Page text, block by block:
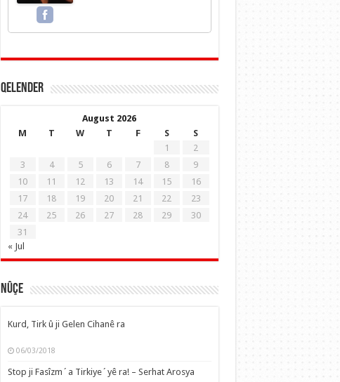
Qelender
August 2026
M
T W T F S
S
1
2
3
4 5 6 7 8
9
10
11 12 13 14 15
16
17
18 19 20 21 22
23
24
25 26 27 28 29
30
31
« Jul
Nûçe
Kurd, Tirk û ji Gelen Cihanê ra
06/03/2018
Stop ji Fasîzm´a Tirkiye´yê ra! – Serhat Arosya